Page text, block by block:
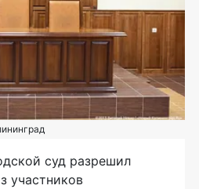
суд разрешил
участников